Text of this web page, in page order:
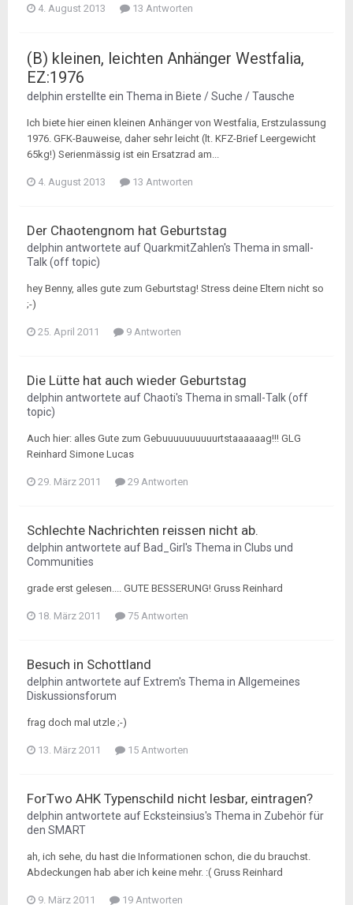
4. August 2013 13 Antworten
(B) kleinen, leichten Anhänger Westfalia,
EZ:1976
delphin erstellte ein Thema in Biete / Suche / Tausche
Ich biete hier einen kleinen Anhänger von Westfalia, Erstzulassung
1976. GFK-Bauweise, daher sehr leicht (lt. KFZ-Brief Leergewicht
65kg!) Serienmässig ist ein Ersatzrad am...
4. August 2013 13 Antworten
Der Chaotengnom hat Geburtstag
delphin antwortete aufQuarkmitZahlen's Thema in small-
Talk (off topic)
hey Benny, alles gute zum Geburtstag! Stress deine Eltern nicht so
;-)
25. April 2011 9 Antworten
Die Lütte hat auch wieder Geburtstag
delphin antwortete aufChaoti's Thema in small-Talk (off
topic)
Auch hier: alles Gute zum Gebuuuuuuuuuurtstaaaaaag!!! GLG
Reinhard Simone Lucas
29. März 2011 29 Antworten
Schlechte Nachrichten reissen nicht ab.
delphin antwortete auf Bad_Girl's Thema in Clubs und
Communities
grade erst gelesen.... GUTE BESSERUNG! Gruss Reinhard
18. März 2011 75 Antworten
Besuch in Schottland
delphin antwortete auf Extrem's Thema in Allgemeines
Diskussionsforum
frag doch mal utzle ;-)
13. März 2011 15 Antworten
ForTwo AHK Typenschild nicht lesbar, eintragen?
delphin antwortete auf Ecksteinsius's Thema in Zubehör für
den SMART
ah, ich sehe, du hast die Informationen schon, die du brauchst.
Abdeckungen hab aber ich keine mehr. :( Gruss Reinhard
9. März 2011 19 Antworten